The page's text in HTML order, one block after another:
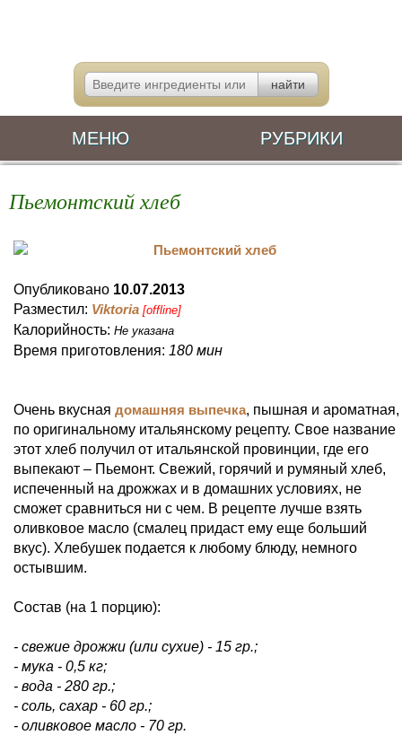
МЕНЮ РУБРИКИ
Пьемонтский хлеб
Опубликовано 10.07.2013
Разместил: Viktoria [offline]
Калорийность: Не указана
Время приготовления: 180 мин
Очень вкусная домашняя выпечка, пышная и ароматная,
по оригинальному итальянскому рецепту. Свое название
этот хлеб получил от итальянской провинции, где его
выпекают – Пьемонт. Свежий, горячий и румяный хлеб,
испеченный на дрожжах и в домашних условиях, не
сможет сравниться ни с чем. В рецепте лучше взять
оливковое масло (смалец придаст ему еще больший
вкус). Хлебушек подается к любому блюду, немного
остывшим.
Состав (на 1 порцию):
- свежие дрожжи (или сухие) - 15 гр.;
- мука - 0,5 кг;
- вода - 280 гр.;
- соль, сахар - 60 гр.;
- оливковое масло - 70 гр.